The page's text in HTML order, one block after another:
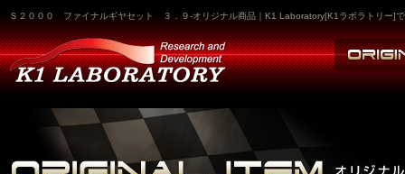
Ｓ２０００ ファイナルギヤセット ３．９-オリジナル商品｜K1 Laboratory[K1ラボラトリー]